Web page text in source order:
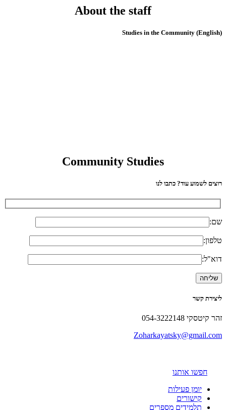
About the staff
(English) Studies in the Community
Community Studies
רוצים לשמוע עוד? כתבו לנו
שם:
טלפון:
דוא"ל:
ליצירת קשר
זהר קיטסקי 054-3222148
Zoharkayatsky@gmail.com
חפשו אותנו
יומן פעילות
קישורים
תלמידים מספרים